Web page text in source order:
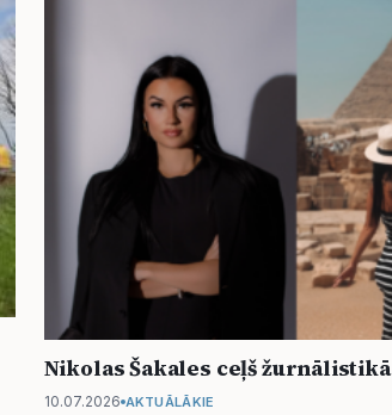
Nikolas Šakales ceļš žurnālistikā
10.07.2026 AKTUĀLĀKIE